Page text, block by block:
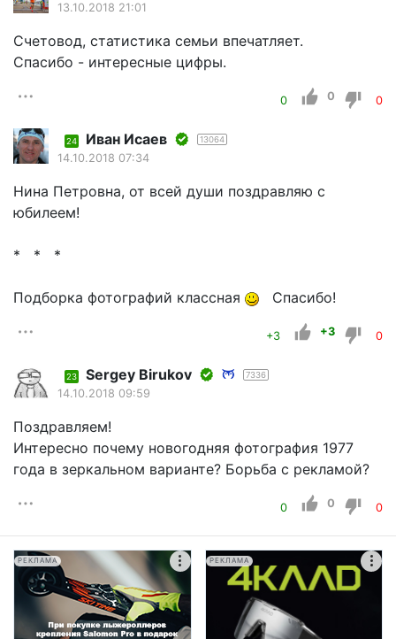
13.10.2018 21:01
Счетовод, статистика семьи впечатляет.
Спасибо - интересные цифры.
0 0 0
24 Иван Исаев 13064
14.10.2018 07:34
Нина Петровна, от всей души поздравляю с
юбилеем!
* * *
Подборка фотографий классная Спасибо!
+3 +3 0
23 Sergey Birukov 7336
14.10.2018 09:59
Поздравляем!
Интересно почему новогодняя фотография 1977
года в зеркальном варианте? Борьба с рекламой?
0 0 0
РЕКЛАМА РЕКЛАМА